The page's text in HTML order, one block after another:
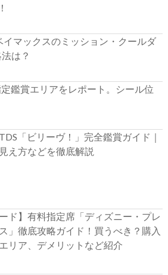
イマックスのミッション・クールダ
は？
鑑賞エリアをレポート。シール位
「ビリーヴ！」完全鑑賞ガイド｜
え方などを徹底解説
ード】有料指定席「ディズニー・プレ
」徹底攻略ガイド！買うべき？購入
リア、デメリットなど紹介